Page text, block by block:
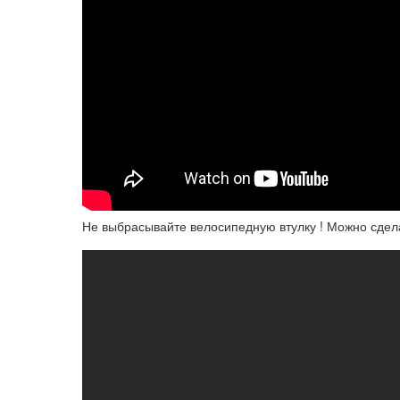
Не выбрасывайте велосипедную втулку ! Можно